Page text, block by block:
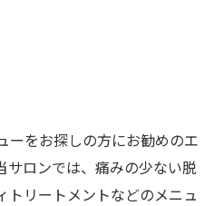
ーをお探しの方にお勧めのエ
サロンでは、痛みの少ない脱
トリートメントなどのメニュ